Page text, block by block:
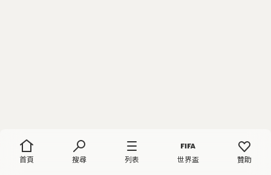
首頁 搜尋 列表 世界盃 贊助